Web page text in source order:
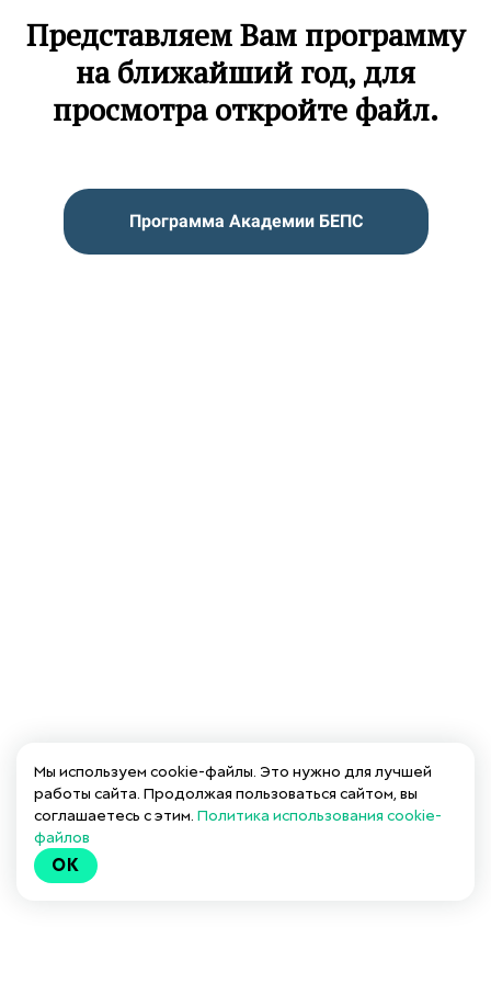
Представляем Вам программу
на ближайший год, для
просмотра откройте файл.
Программа Академии БЕПС
Мы используем cookie-файлы. Это нужно для лучшей
работы сайта. Продолжая пользоваться сайтом, вы
соглашаетесь с этим. Политика использования cookie-
файлов
OK